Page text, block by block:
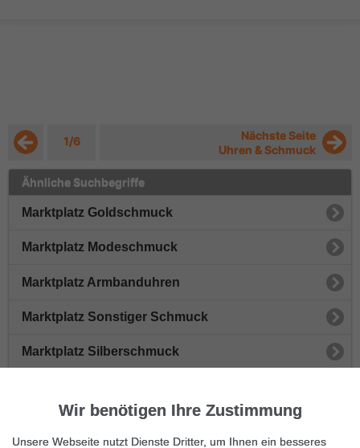
1/6
Nächste Seite
Uhren & Schmuck
Ähnliche Suchbegriffe
Marktplatz Goldschmuck
Marktplatz Modeschmuck
Marktplatz Armbanduhren
Marktplatz Sonstiger Schmuck
Marktplatz Silberschmuck
Marktplatz Perlenschmuck
Wir benötigen Ihre Zustimmung
Unsere Webseite nutzt Dienste Dritter, um Ihnen ein besseres